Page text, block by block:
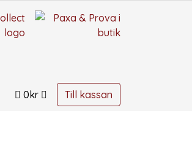
0kr Till kassan